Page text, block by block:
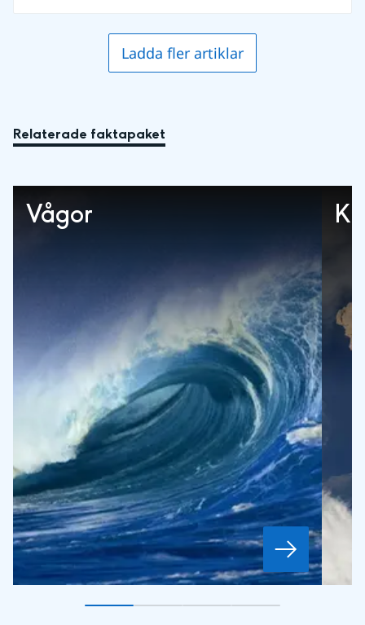
Ladda fler artiklar
Relaterade faktapaket
Vågor
Gå till bildkort1
Gå till bildkort2
Gå till bildkort3
Gå till bildkort